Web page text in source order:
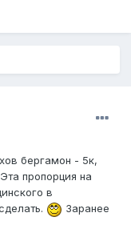
бергамон - 5к,
пропорция на
в
Заранее